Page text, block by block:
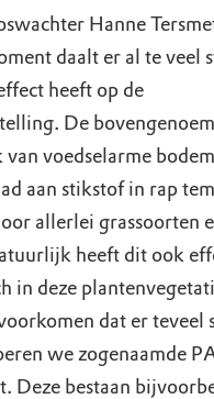
Hanne
daalt er al te veel
heeft op de
De
voedselarme
aan stikstof in rap
allerlei grassoorten
heeft dit ook
in deze
dat er teveel
we zogenaamde
Deze bestaan